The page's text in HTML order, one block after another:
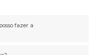
fazer a